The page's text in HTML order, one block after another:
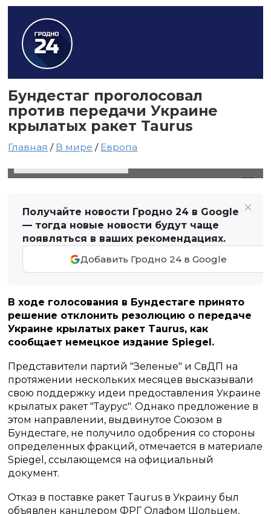
Бундестаг проголосовал
против передачи Украине
крылатых ракет Taurus
Главная / В мире / Европа
Получайте новости Гродно 24 в Google
— тогда новые новости будут чаще
появляться в ваших рекомендациях.
Добавить Гродно 24 в Google
В ходе голосования в Бундестаге принято
решение отклонить резолюцию о передаче
Украине крылатых ракет Taurus, как
сообщает немецкое издание Spiegel.
Представители партий "Зеленые" и СвДП на
протяжении нескольких месяцев высказывали
свою поддержку идеи предоставления Украине
крылатых ракет "Таурус". Однако предложение в
этом направлении, выдвинутое Союзом в
Бундестаге, не получило одобрения со стороны
определенных фракций, отмечается в материале
Spiegel, ссылающемся на официальный
документ.
Отказ в поставке ракет Taurus в Украину был
объявлен канцлером ФРГ Олафом Шольцем,